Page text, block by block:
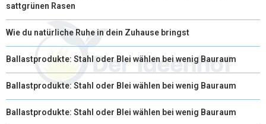
sattgrünen Rasen
Wie du natürliche Ruhe in dein Zuhause bringst
Ballastprodukte: Stahl oder Blei wählen bei wenig Bauraum
Ballastprodukte: Stahl oder Blei wählen bei wenig Bauraum
Ballastprodukte: Stahl oder Blei wählen bei wenig Bauraum